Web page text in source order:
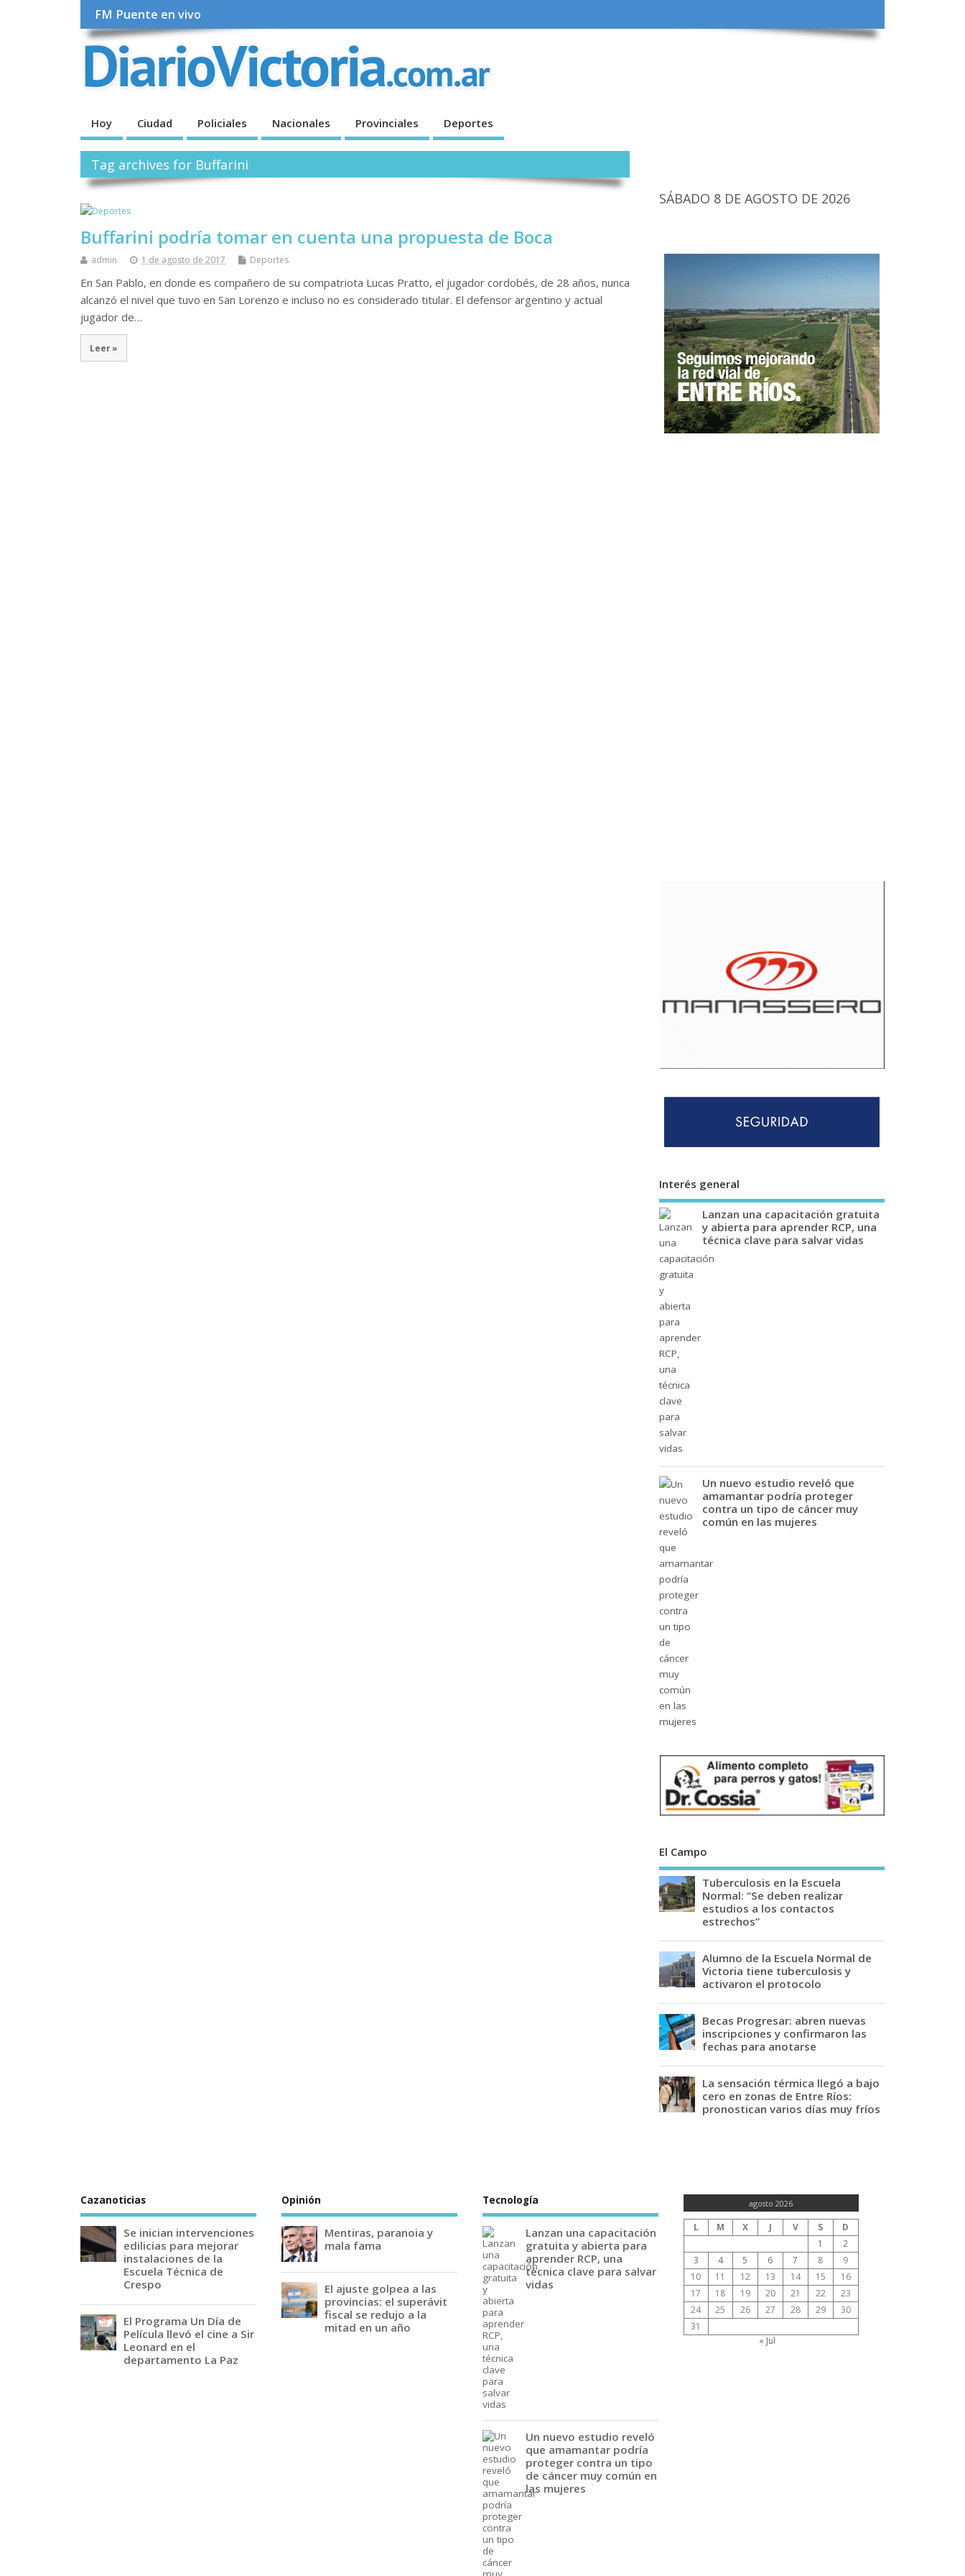
FM Puente en vivo
Hoy Ciudad Policiales Nacionales Provinciales Deportes
Tag archives for Buffarini
Buffarini podría tomar en cuenta una propuesta de Boca
admin 1 de agosto de 2017 Deportes
En San Pablo, en donde es compañero de su compatriota Lucas Pratto, el jugador cordobés, de 28 años, nunca
alcanzó el nivel que tuvo en San Lorenzo e incluso no es considerado titular. El defensor argentino y actual
jugador de…
Leer »
SÁBADO 8 DE AGOSTO DE 2026
Interés general
Lanzan una capacitación gratuita
y abierta para aprender RCP, una
técnica clave para salvar vidas
Un nuevo estudio reveló que
amamantar podría proteger
contra un tipo de cáncer muy
común en las mujeres
El Campo
Tuberculosis en la Escuela
Normal: “Se deben realizar
estudios a los contactos
estrechos”
Alumno de la Escuela Normal de
Victoria tiene tuberculosis y
activaron el protocolo
Becas Progresar: abren nuevas
inscripciones y confirmaron las
fechas para anotarse
La sensación térmica llegó a bajo
cero en zonas de Entre Ríos:
pronostican varios días muy fríos
Cazanoticias
Se inician intervenciones
edilicias para mejorar
instalaciones de la
Escuela Técnica de
Crespo
El Programa Un Día de
Película llevó el cine a Sir
Leonard en el
departamento La Paz
Opinión
Mentiras, paranoia y
mala fama
El ajuste golpea a las
provincias: el superávit
fiscal se redujo a la
mitad en un año
Tecnología
Lanzan una capacitación
gratuita y abierta para
aprender RCP, una
técnica clave para salvar
vidas
Un nuevo estudio reveló
que amamantar podría
proteger contra un tipo
de cáncer muy común en
las mujeres
agosto 2026
L M X J V S
D
1
2
3
4 5 6 7 8
9
10
11 12 13 14 15
16
17
18 19 20 21 22
23
24
25 26 27 28 29
30
31
« Jul